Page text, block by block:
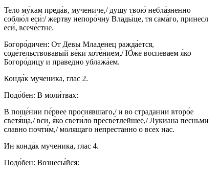
Тело му́кам преда́в, мучениче,/ душу твою́ небла́зненно
соблю́л еси́:/ жертву непоро́чну Влады́це, тя сама́го, принесл
еси́, всече́стне.
Богоро́дичен: От Девы Младенец ражда́ется,
соде́тельствовавый ве́ки хоте́нием,/ Ю́же воспеваем я́ко
Богоро́дицу и праведно ублажа́ем.
Конда́к мученика, глас 2.
Подо́бен: В моли́твах:
В поще́нии пе́рвее просиявшаго,/ и во страдании второ́е
светя́ща,/ вси, я́ко свети́ло пресве́тлейшее,/ Лукиана песньми
славно почти́м,/ молящаго непрестанно о всех нас.
Ин конда́к мученика, глас 4.
Подо́бен: Вознесы́йся: